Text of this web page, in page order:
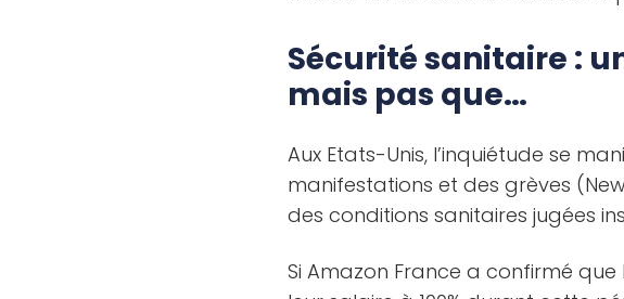
Sécurité sanitaire :
mais pas que…
Aux Etats-Unis, l’inquiétude se
manifestations et des grèves
des conditions sanitaires jugées
Si Amazon France a confirmé